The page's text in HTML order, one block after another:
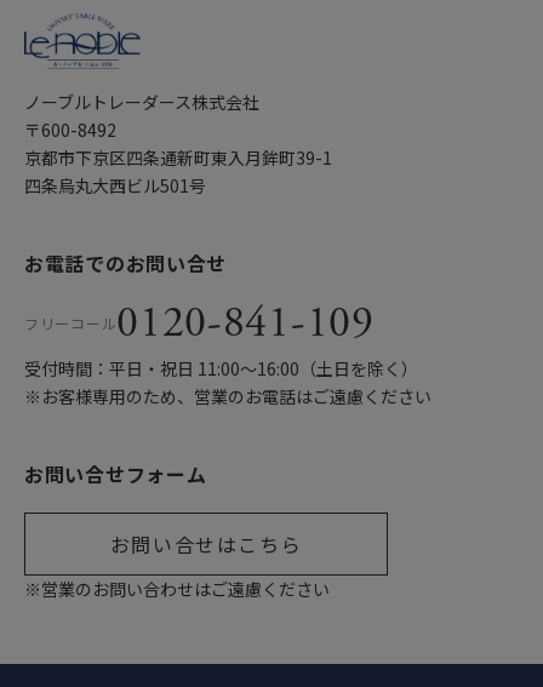
ノーブルトレーダース株式会社
〒600-8492
京都市下京区四条通新町東入月鉾町39-1
四条烏丸大西ビル501号
お電話でのお問い合せ
フリーコール0120-841-109
受付時間：平日・祝日 11:00〜16:00（土日を除く）
※お客様専用のため、営業のお電話はご遠慮ください
お問い合せフォーム
お問い合せはこちら
※営業のお問い合わせはご遠慮ください